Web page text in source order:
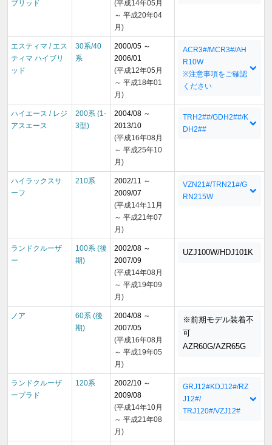
ブリッド
(平成14年05月
～ 平成20年04
月)
エスティマ / エス
ティマ ハイブリ
ッド
30系/40
系
2000/05 ～
2006/01
(平成12年05月
～ 平成18年01
月)
ACR3#/MCR3#/AH
R10W
※注意事項をご確認
ください
ハイエース / レジ
アスエース
200系 (1-
3型)
2004/08 ～
2013/10
(平成16年08月
～ 平成25年10
月)
TRH2##/GDH2##/K
DH2##
ハイラックスサ
ーフ
210系
2002/11 ～
2009/07
(平成14年11月
～ 平成21年07
月)
VZN21#/TRN21#/G
RN215W
ランドクルーザ
ー
100系 (後
期)
2002/08 ～
2007/09
(平成14年08月
～ 平成19年09
月)
UZJ100W/HDJ101K
ノア
60系 (後
期)
2004/08 ～
2007/05
(平成16年08月
～ 平成19年05
月)
※前期モデル装着不
可
AZR60G/AZR65G
ランドクルーザ
ープラド
120系
2002/10 ～
2009/08
(平成14年10月
～ 平成21年08
月)
GRJ12#KDJ12#/RZ
J12#/
TRJ120#/VZJ12#